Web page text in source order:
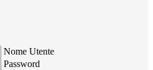
Nome Utente
Password